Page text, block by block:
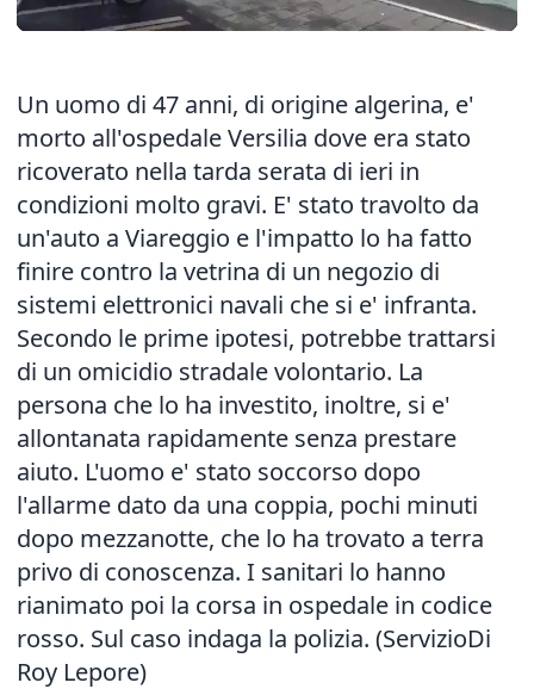
Un uomo di 47 anni, di origine algerina, e'
morto all'ospedale Versilia dove era stato
ricoverato nella tarda serata di ieri in
condizioni molto gravi. E' stato travolto da
un'auto a Viareggio e l'impatto lo ha fatto
finire contro la vetrina di un negozio di
sistemi elettronici navali che si e' infranta.
Secondo le prime ipotesi, potrebbe trattarsi
di un omicidio stradale volontario. La
persona che lo ha investito, inoltre, si e'
allontanata rapidamente senza prestare
aiuto. L'uomo e' stato soccorso dopo
l'allarme dato da una coppia, pochi minuti
dopo mezzanotte, che lo ha trovato a terra
privo di conoscenza. I sanitari lo hanno
rianimato poi la corsa in ospedale in codice
rosso. Sul caso indaga la polizia. (ServizioDi
Roy Lepore)